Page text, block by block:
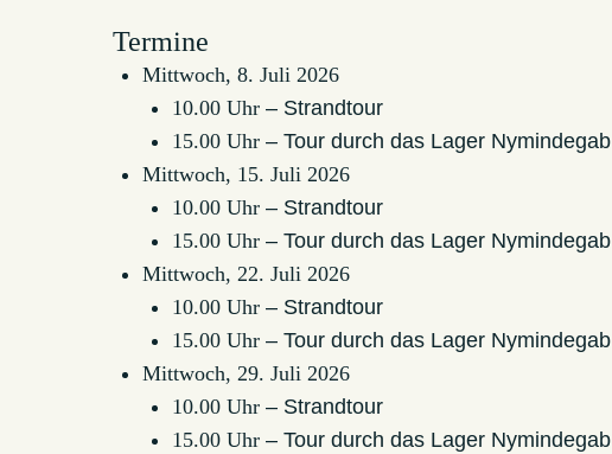
Termine
Mittwoch, 8. Juli 2026
10.00 Uhr – Strandtour
15.00 Uhr – Tour durch das Lager Nymindegab
Mittwoch, 15. Juli 2026
10.00 Uhr – Strandtour
15.00 Uhr – Tour durch das Lager Nymindegab
Mittwoch, 22. Juli 2026
10.00 Uhr – Strandtour
15.00 Uhr – Tour durch das Lager Nymindegab
Mittwoch, 29. Juli 2026
10.00 Uhr – Strandtour
15.00 Uhr – Tour durch das Lager Nymindegab